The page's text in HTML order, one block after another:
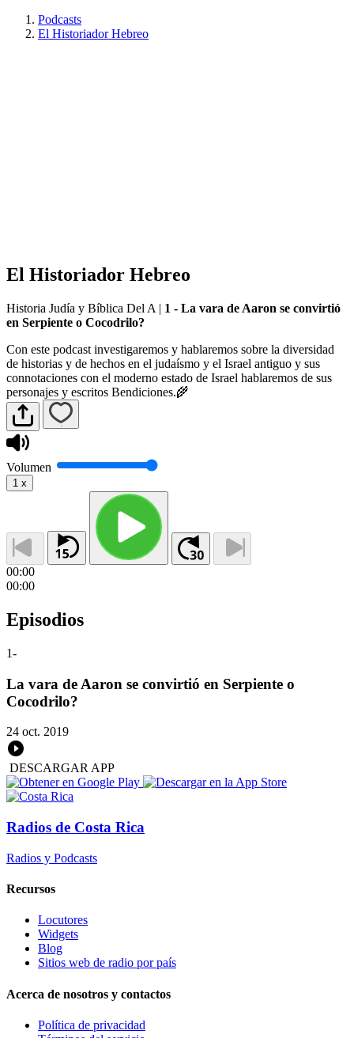
Podcasts
El Historiador Hebreo
El Historiador Hebreo
Historia Judía y Bíblica Del A | 1 - La vara de Aaron se convirtió
en Serpiente o Cocodrilo?
Con este podcast investigaremos y hablaremos sobre la diversidad
de historias y de hechos en el judaísmo y el Israel antiguo y sus
connotaciones con el moderno estado de Israel hablaremos de sus
personajes y escritos Bendiciones.🌾
Volumen
1 x
00:00
00:00
Episodios
1-
La vara de Aaron se convirtió en Serpiente o
Cocodrilo?
24 oct. 2019
DESCARGAR APP
Radios de Costa Rica
Radios y Podcasts
Recursos
Locutores
Widgets
Blog
Sitios web de radio por país
Acerca de nosotros y contactos
Política de privacidad